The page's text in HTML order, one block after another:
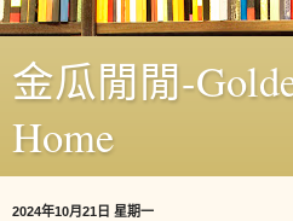
金瓜閒閒-
Home
2024年10月21日 星期一